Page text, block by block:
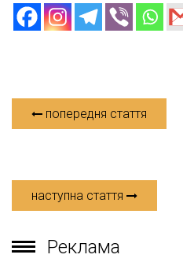
попередня стаття
наступна стаття
Реклама